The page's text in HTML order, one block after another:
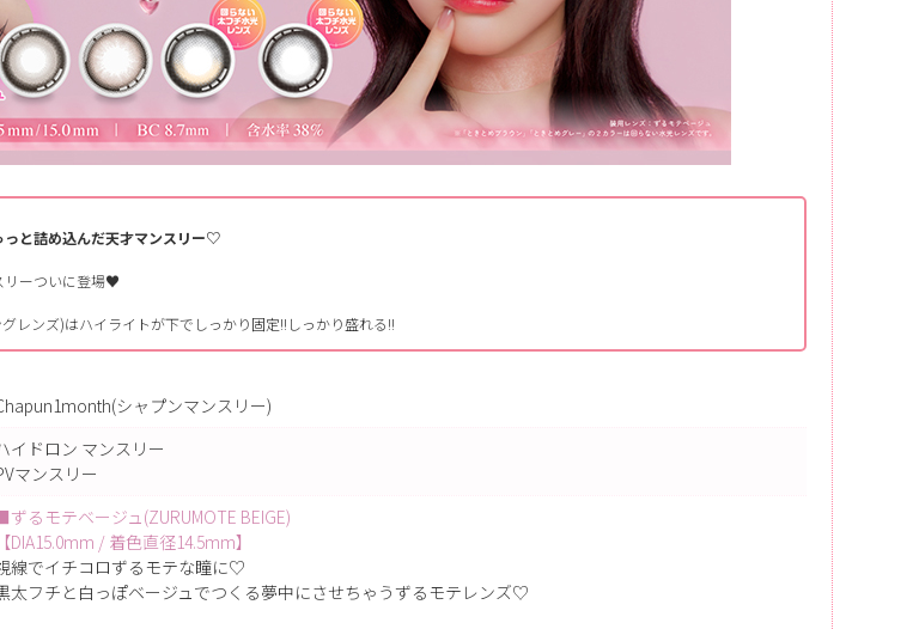
っと詰め込んだ天才マンスリー♡
リーついに登場♥
グレンズ)はハイライトが下でしっかり固定!!しっかり盛れる!!
シャプンマンスリー)
イドロン マンスリー
マンスリー
ずるモテベージュ(ZURUMOTE BEIGE)
【DIA15.0mm / 着色直径14.5mm】
線でイチコロずるモテな瞳に♡
太フチと白っぽベージュでつくる夢中にさせちゃうずるモテレンズ♡